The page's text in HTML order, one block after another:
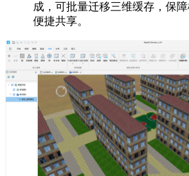
成，可批量迁移三维缓存，保
便捷共享。